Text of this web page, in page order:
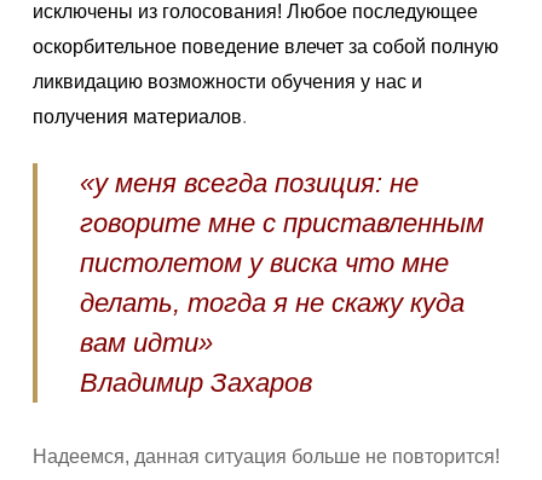
исключены из голосования! Любое последующее
оскорбительное поведение влечет за собой полную
ликвидацию возможности обучения у нас и
получения материалов.
«у меня всегда позиция: не
говорите мне с приставленным
пистолетом у виска что мне
делать, тогда я не скажу куда
вам идти»
Владимир Захаров
Надеемся, данная ситуация больше не повторится!